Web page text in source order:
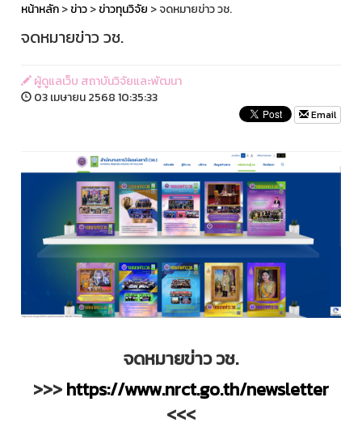
หน้าหลัก>ข่าว>ข่าวทุนวิจัย > จดหมายข่าว วช.
จดหมายข่าว วช.
ผู้ดูแลเว็บ สถาบันวิจัยและพัฒนา
03 เมษายน 2568 10:35:33
Email
จดหมายข่าว วช.
>>>https://www.nrct.go.th/newsletter
<<<